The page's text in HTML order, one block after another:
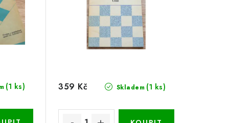
(1 ks) Skladem (1 ks)
359 Kč